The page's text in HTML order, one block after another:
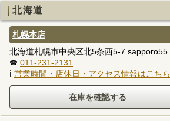
北海道
札幌本店
北海道札幌市中央区北5条西5-7 sapporo55
☎ 011-231-2131
ℹ 営業時間・店休日・アクセス情報はこちら